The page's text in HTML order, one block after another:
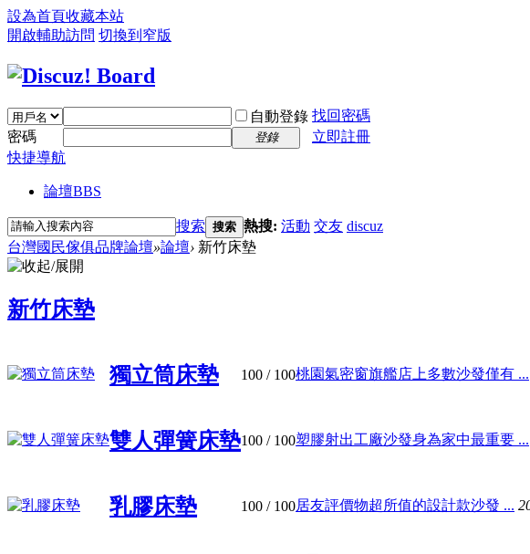
設為首頁收藏本站
開啟輔助訪問 切換到窄版
自動登錄 找回密碼
密碼
登錄
立即註冊
快捷導航
論壇BBS
搜索 搜索 熱搜: 活動 交友 discuz
台灣國民傢俱品牌論壇»論壇› 新竹床墊
新竹床墊
獨立筒床墊 100 / 100桃園氣密窗旗艦店上多數沙發僅有 ...
雙人彈簧床墊100 / 100塑膠射出工廠沙發身為家中最重要 ...
乳膠床墊 100 / 100居友評價物超所值的設計款沙發 ...